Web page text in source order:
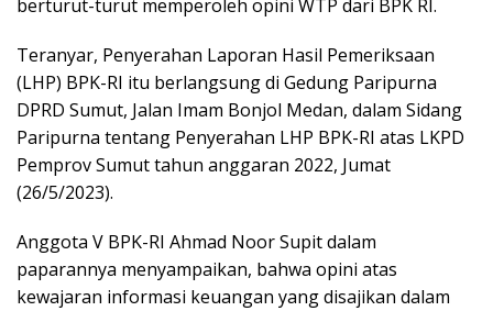
berturut-turut memperoleh opini WTP dari BPK RI.
Teranyar, Penyerahan Laporan Hasil Pemeriksaan
(LHP) BPK-RI itu berlangsung di Gedung Paripurna
DPRD Sumut, Jalan Imam Bonjol Medan, dalam Sidang
Paripurna tentang Penyerahan LHP BPK-RI atas LKPD
Pemprov Sumut tahun anggaran 2022, Jumat
(26/5/2023).
Anggota V BPK-RI Ahmad Noor Supit dalam
paparannya menyampaikan, bahwa opini atas
kewajaran informasi keuangan yang disajikan dalam